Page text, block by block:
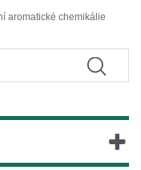
aromatické chemikálie